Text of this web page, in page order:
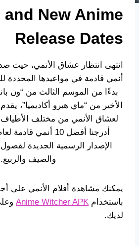
and New Anime
Release Dates
أنمي قادمة في مواعيدها المحددة
بدءًا من الموسم الثالث من “ون
الأخير من “ماي هيرو أكاديميا”،
لعشاق الأنمي من مختلف
الإصدار الرسمية الجديدة
والصيف والربيع.
يمكنك مشاهدة أفلام الأنمي على
باستخدام Anime Witcher APK
لديك.